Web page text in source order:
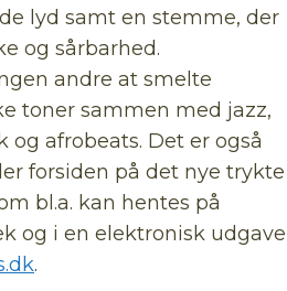
lyd samt en stemme, der
og sårbarhed.
andre at smelte
toner sammen med jazz,
og afrobeats. Det er også
forsiden på det nye trykte
bl.a. kan hentes på
og i en elektronisk udgave
.